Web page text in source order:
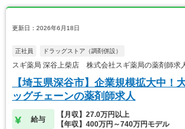
更新日：2026年6月18日
正社員 ドラッグストア（調剤併設）
スギ薬局 深谷上柴店 株式会社スギ薬局の薬剤師求
【埼玉県深谷市】企業規模拡大中！
ッグチェーンの薬剤師求人
給与
【月収】27.0万円以上
【年収】400万円～740万円モデル